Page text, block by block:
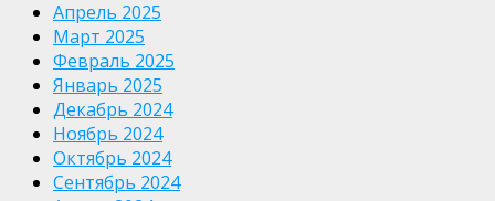
Апрель 2025
Март 2025
Февраль 2025
Январь 2025
Декабрь 2024
Ноябрь 2024
Октябрь 2024
Сентябрь 2024